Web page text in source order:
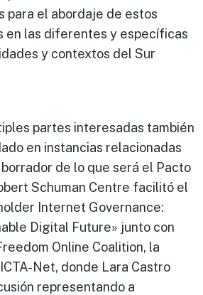
para el abordaje de estos
en las diferentes y específicas
y contextos del Sur
partes interesadas también
en instancias relacionadas
de lo que será el Pacto
Schuman Centre facilitó el
Internet Governance:
Digital Future» junto con
Online Coalition, la
Net, donde Lara Castro
representando a